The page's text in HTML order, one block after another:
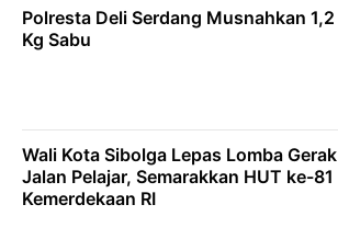
Polresta Deli Serdang Musnahkan 1,2
Kg Sabu
Wali Kota Sibolga Lepas Lomba Gerak
Jalan Pelajar, Semarakkan HUT ke-81
Kemerdekaan RI